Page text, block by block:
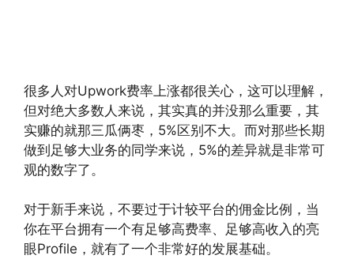
很多人对Upwork费率上涨都很关心，这可以理解，
但对绝大多数人来说，其实真的并没那么重要，其
实赚的就那三瓜俩枣，5%区别不大。而对那些长期
做到足够大业务的同学来说，5%的差异就是非常可
观的数字了。
对于新手来说，不要过于计较平台的佣金比例，当
你在平台拥有一个有足够高费率、足够高收入的亮
眼Profile，就有了一个非常好的发展基础。